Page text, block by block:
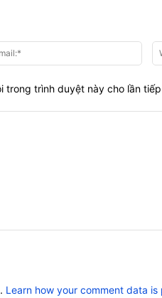
trong trình duyệt này cho lần
Learn how your comment data is